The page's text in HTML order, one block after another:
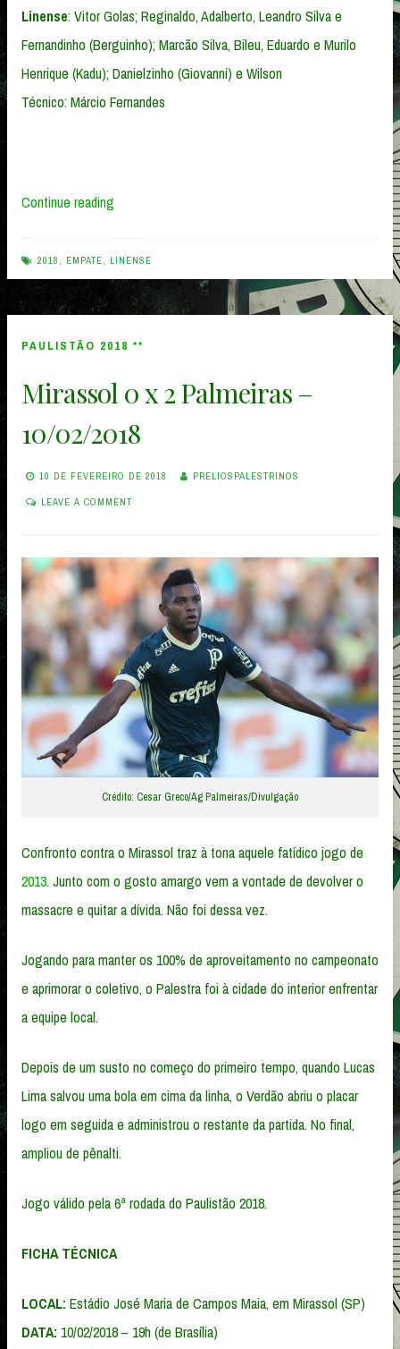
Linense: Vitor Golas; Reginaldo, Adalberto, Leandro Silva e
Fernandinho (Berguinho); Marcão Silva, Bileu, Eduardo e Murilo
Henrique (Kadu); Danielzinho (Giovanni) e Wilson
Técnico: Márcio Fernandes
Continue reading
x
2
Linense
–
2018 , EMPATE, LINENSE
PAULISTÃO 2018 **
Mirassol 0 x 2 Palmeiras –
10/02/2018
10 DE FEVEREIRO DE 2018 PRELIOSPALESTRINOS
LEAVE A COMMENT
Crédito: Cesar Greco/Ag Palmeiras/Divulgação
Confronto contra o Mirassol traz à tona aquele fatídico jogo de
2013. Junto com o gosto amargo vem a vontade de devolver o
massacre e quitar a dívida. Não foi dessa vez.
Jogando para manter os 100% de aproveitamento no campeonato
e aprimorar o coletivo, o Palestra foi à cidade do interior enfrentar
a equipe local.
Depois de um susto no começo do primeiro tempo, quando Lucas
Lima salvou uma bola em cima da linha, o Verdão abriu o placar
logo em seguida e administrou o restante da partida. No final,
ampliou de pênalti.
Jogo válido pela 6ª rodada do Paulistão 2018.
FICHA TÉCNICA
LOCAL: Estádio José Maria de Campos Maia, em Mirassol (SP)
DATA: 10/02/2018 – 19h (de Brasília)